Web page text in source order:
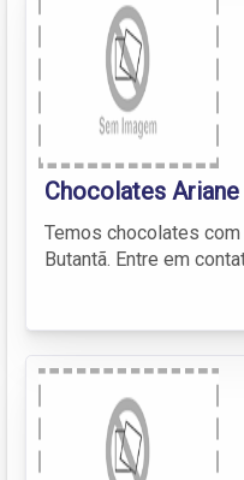
Chocolates Ariane
Temos chocolates
Butantã. Entre em